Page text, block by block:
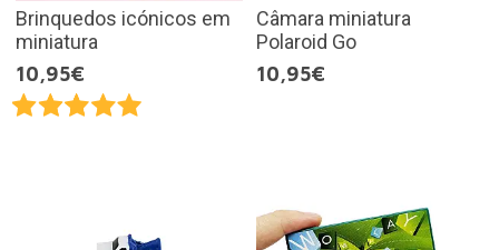
Brinquedos icónicos em
miniatura
10,95€
Câmara miniatura
Polaroid Go
10,95€